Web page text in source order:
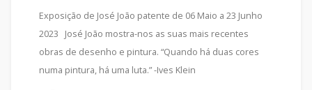
Exposição de José João patente de 06 Maio a 23 Junho
2023 José João mostra-nos as suas mais recentes
obras de desenho e pintura. “Quando há duas cores
numa pintura, há uma luta.” -Ives Klein